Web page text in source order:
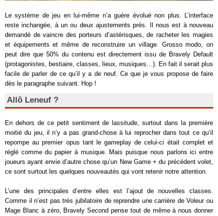
Le système de jeu en lui-même n’a guère évolué non plus. L’interface
reste inchangée, à un ou deux ajustements près. Il nous est à nouveau
demandé de vaincre des porteurs d’astérisques, de racheter les magies
et équipements et même de reconstruire un village. Grosso modo, on
peut dire que 50% du contenu est directement issu de Bravely Default
(protagonistes, bestiaire, classes, lieux, musiques…). En fait il serait plus
facile de parler de ce qu’il y a de neuf. Ce que je vous propose de faire
dès le paragraphe suivant. Hop !
Allô Leneuf ?
En dehors de ce petit sentiment de lassitude, surtout dans la première
moitié du jeu, il n’y a pas grand-chose à lui reprocher dans tout ce qu’il
repompe au premier opus tant le gameplay de celui-ci était complet et
réglé comme du papier à musique. Mais puisque nous parlons ici entre
joueurs ayant envie d’autre chose qu’un New Game + du précédent volet,
ce sont surtout les quelques nouveautés qui vont retenir notre attention.
L’une des principales d’entre elles est l’ajout de nouvelles classes.
Comme il n’est pas très jubilatoire de reprendre une carrière de Voleur ou
Mage Blanc à zéro, Bravely Second pense tout de même à nous donner